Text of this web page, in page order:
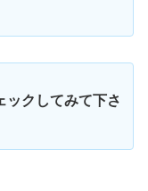
ックしてみて下さ